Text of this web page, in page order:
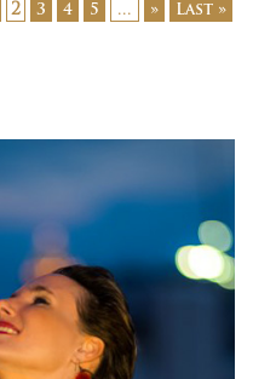
2 3 4 5 ... » Last »